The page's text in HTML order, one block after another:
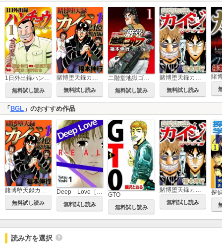
無料試し読み
賭博堕天録カイジ 24億脱出編
無料試し読み 無料試し読み 無料試し読み
「BGL 」のおすすめ作品
無料試し読み 無料試し読み
GTO
無料試し読み
賭博堕天録カイジ ワン・ポーカー編
無料試し読み
探
読み方を選択